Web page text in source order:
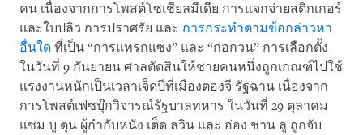
คน เนื่องจากการโพสต์โซเชียลมีเดีย การแจกจ่ายสติกเกอร์
และใบปลิว การปราศรัย และ การกระทำตามข้อกล่าวหา
อื่นใด ที่เป็น “การแทรกแซง” และ “ก่อกวน” การเลือกตั้ง
ในวันที่ 9 กันยายน ศาลตัดสินให้ชายคนหนึ่งถูกเกณฑ์ไปใช้
แรงงานหนักเป็นเวลาเจ็ดปีที่เมืองตองจี รัฐฉาน เนื่องจาก
การโพสต์เฟซบุ๊กวิจารณ์รัฐบาลทหาร ในวันที่ 29 ตุลาคม
แซม บู ตุน ผู้กำกับหนัง เต็ด ลวิน และ อ่อง ชาน ลู ถูกจับ